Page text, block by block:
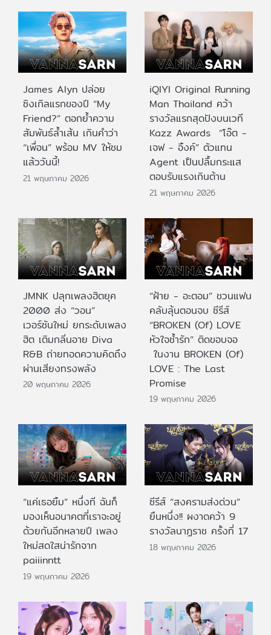
James Alyn ปล่อย
ซิงเกิลแรกของปี “My
Friend?” ตอกย้ำความ
สัมพันธ์ล้ำเส้น เกินคำว่า
“เพื่อน” พร้อม MV ให้ชม
แล้ววันนี้!
21 พฤษภาคม 2026
iQIYI Original Running
Man Thailand คว้า
รางวัลแรกสุดปังบนเวที
Kazz Awards “โอ๊ต -
เจฟ - อิ้งค์” ตัวแทน
Agent เป็นปลื้มกระแส
ตอบรับแรงเกินต้าน
21 พฤษภาคม 2026
JMNK ปลุกเพลงฮิตยุค
2000 ส่ง “วอน”
เวอร์ชันใหม่ ยกระดับเพลง
ฮิต เติมกลิ่นอาย Diva
R&B ถ่ายทอดความคิดถึง
ผ่านเสียงทรงพลัง
20 พฤษภาคม 2026
“ฝ้าย - อะตอม” ชวนแฟน
คลับลุ้นตอนจบ ซีรีส์
“BROKEN (Of) LOVE
หัวใจช้ำรัก” ติดขอบจอ
ในงาน BROKEN (Of)
LOVE : The Last
Promise
19 พฤษภาคม 2026
“แค่เธอยิ้ม” หนึ่งที ฉันก็
มองเห็นอนาคตที่เราจะอยู่
ด้วยกันอีกหลายปี เพลง
ใหม่สดใสน่ารักจาก
paiiinntt
19 พฤษภาคม 2026
ซีรีส์ “สงครามส่งด่วน”
ยืนหนึ่ง!! ผงาดคว้า 9
รางวัลนาฏราช ครั้งที่ 17
18 พฤษภาคม 2026